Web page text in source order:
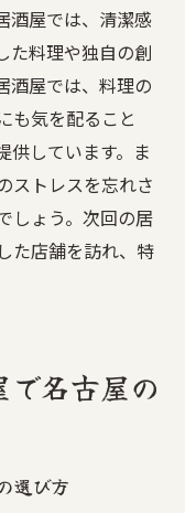
酒屋では、清潔感
た料理や独自の創
酒屋では、料理の
も気を配ること
供しています。ま
ストレスを忘れさ
しょう。次回の居
た店舗を訪れ、特
名古屋の
選び方